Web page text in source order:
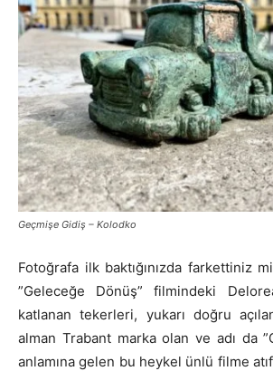
Geçmişe Gidiş – Kolodko
Fotoğrafa ilk baktığınızda farkettiniz
”Geleceğe Dönüş” filmindeki
katlanan tekerleri, yukarı doğru
alman Trabant marka olan ve adı da
anlamına gelen bu heykel ünlü filme